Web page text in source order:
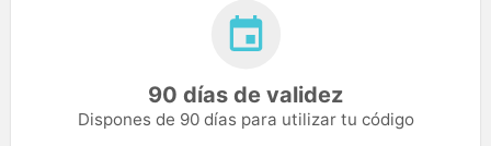
90 días de validez
Dispones de 90 días para utilizar tu código